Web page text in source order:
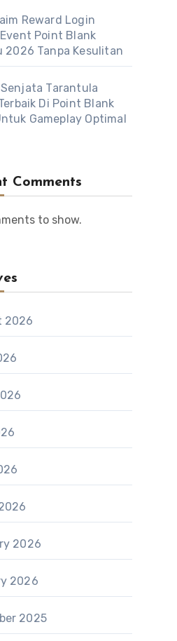
Reward Login
Point Blank
2026 Tanpa Kesulitan
Tarantula
Di Point Blank
Gameplay Optimal
Comments
to show.
2026
2026
2026
2025